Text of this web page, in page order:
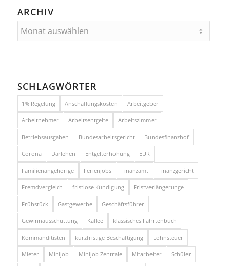
ARCHIV
SCHLAGWÖRTER
1% Regelung Anschaffungskosten Arbeitgeber
Arbeitnehmer Arbeitsentgelte Arbeitszimmer
Betriebsausgaben Bundesarbeitsgericht Bundesfinanzhof
Corona Darlehen Entgelterhöhung EÜR
Familienangehörige Ferienjobs Finanzamt Finanzgericht
Fremdvergleich fristlose Kündigung Fristverlängerunge
Frühstück Gastgewerbe Geschäftsführer
Gewinnausschüttung Kaffee klassisches Fahrtenbuch
Kommanditisten kurzfristige Beschäftigung Lohnsteuer
Mieter Minijob Minijob Zentrale Mitarbeiter Schüler